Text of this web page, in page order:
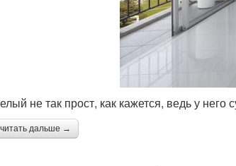
не так прост, как кажется, ведь у него
читать дальше →